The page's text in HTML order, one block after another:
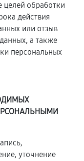
целей обработки
действия
или отзыв
а также
персональных
уточнение